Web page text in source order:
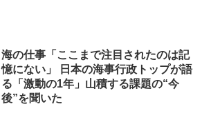
海の仕事「ここまで注目されたのは記
憶にない」 日本の海事行政トップが語
る「激動の1年」山積する課題の“今
後”を聞いた